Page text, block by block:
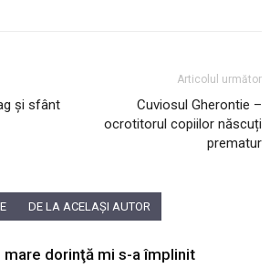
și sfânt
Articolul următor
Cuviosul Gherontie –
ocrotitorul copiilor născuți
prematur
DE LA ACELAȘI AUTOR
mare dorinţă mi s-a împlinit